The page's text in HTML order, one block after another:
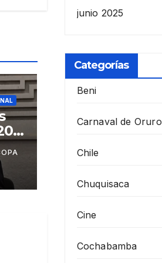
junio 2025
Categorías
Beni
Carnaval de Oruro
Chile
Chuquisaca
Cine
Cochabamba